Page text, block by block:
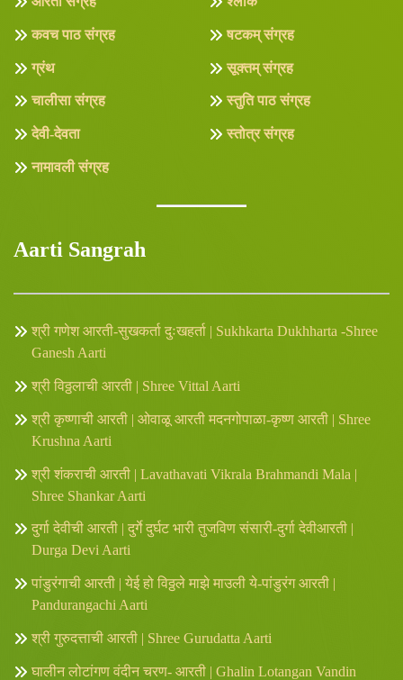
कवच पाठ संग्रह
ग्रंथ
चालीसा संग्रह
देवी-देवता
नामावली संग्रह
षटकम् संग्रह
सूक्तम् संग्रह
स्तुति पाठ संग्रह
स्तोत्र संग्रह
Aarti Sangrah
श्री गणेश आरती-सुखकर्ता दुःखहर्ता | Sukhkarta Dukhharta -Shree
Ganesh Aarti
श्री विठ्ठलाची आरती | Shree Vittal Aarti
श्री कृष्णाची आरती | ओवाळू आरती मदनगोपाळा-कृष्ण आरती | Shree
Krushna Aarti
श्री शंकराची आरती | Lavathavati Vikrala Brahmandi Mala |
Shree Shankar Aarti
दुर्गा देवीची आरती | दुर्गे दुर्घट भारी तुजविण संसारी-दुर्गा देवीआरती |
Durga Devi Aarti
पांडुरंगाची आरती | येई हो विठ्ठले माझे माउली ये-पांडुरंग आरती |
Pandurangachi Aarti
श्री गुरुदत्ताची आरती | Shree Gurudatta Aarti
घालीन लोटांगण वंदीन चरण- आरती | Ghalin Lotangan Vandin